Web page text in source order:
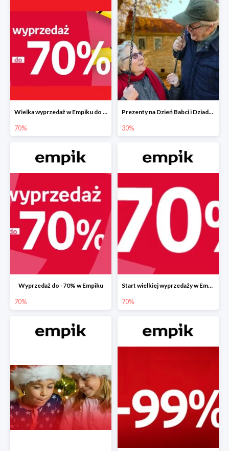
Wielka wyprzedaż w Empiku do -70%
70%
Prezenty na Dzień Babci i Dziadka w Empiku do -30%
30%
Wyprzedaż do -70% w Empiku
70%
Start wielkiej wyprzedaży w Empiku do -70%
70%